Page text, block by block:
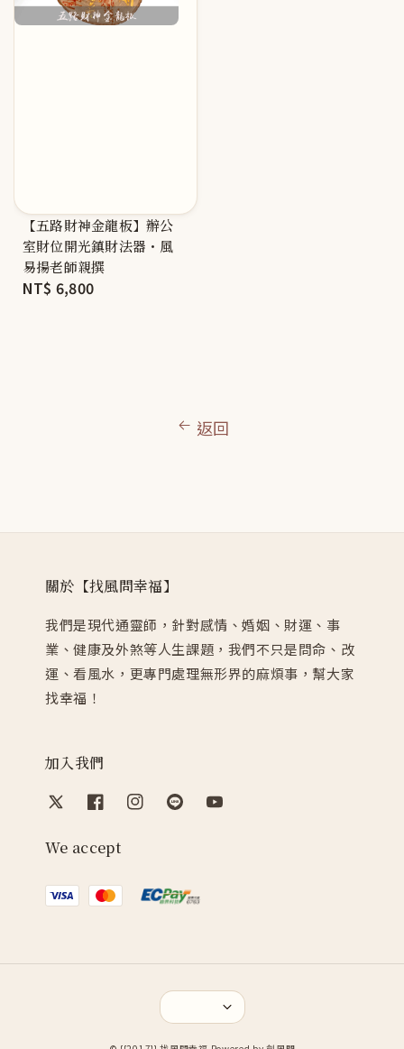
【五路財神金龍板】辦公
室財位開光鎮財法器・風
易揚老師親撰
Regular
NT$ 6,800
返回
關於【找風問幸福】
我們是現代通靈師，針對感情、婚姻、財運、事
業、健康及外煞等人生課題，我們不只是問命、改
運、看風水，更專門處理無形界的麻煩事，幫大家
找幸福！
加入我們
We accept